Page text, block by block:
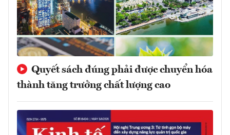
Quyết sách đúng phải được chuyển hóa
thành tăng trưởng chất lượng cao